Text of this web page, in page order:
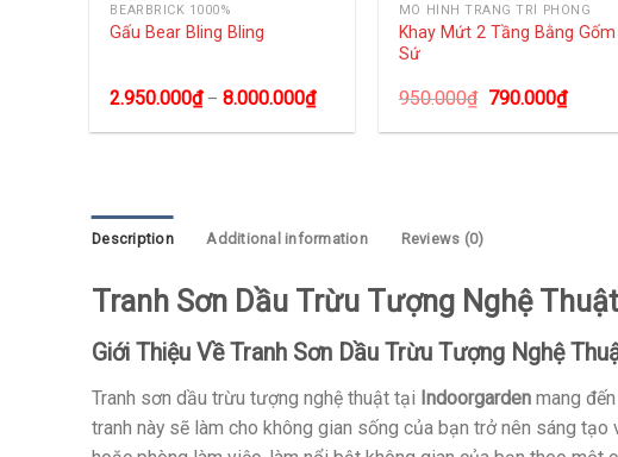
BEARBRICK 1000%
Gấu Bear Bling Bling
2.950.000₫–8.000.000₫
MÔ HÌNH TRANG TRÍ PHÒNG
Khay Mứt 2 Tầng Bằng Gốm
Sứ
950.000₫ 790.000₫
Description Additional information Reviews (0)
Tranh Sơn Dầu Trừu Tượng Nghệ
Giới Thiệu Về Tranh Sơn Dầu Trừu Tượng Nghệ
Tranh sơn dầu trừu tượng nghệ thuật tại Indoorgarden mang
tranh này sẽ làm cho không gian sống của bạn trở nên sáng tạo